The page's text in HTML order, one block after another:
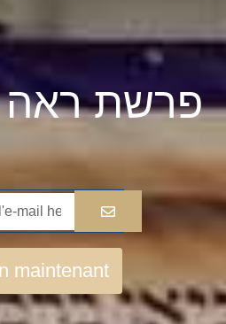
Parshat Re´eh | פרשת ראה
maintenant